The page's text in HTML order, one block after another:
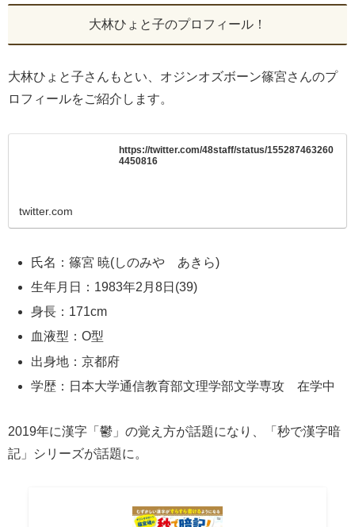
大林ひょと子のプロフィール！
大林ひょと子さんもとい、オジンオズボーン篠宮さんのプ
ロフィールをご紹介します。
https://twitter.com/48staff/status/155287463260
4450816
twitter.com
氏名：篠宮 暁(しのみや あきら)
生年月日：1983年2月8日(39)
身長：171cm
血液型：O型
出身地：京都府
学歴：日本大学通信教育部文理学部文学専攻 在学中
2019年に漢字「鬱」の覚え方が話題になり、「秒で漢字暗
記」シリーズが話題に。